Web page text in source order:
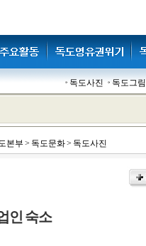
독도사진 독도그림
본부 > 독도문화> 독도사진
인 숙소